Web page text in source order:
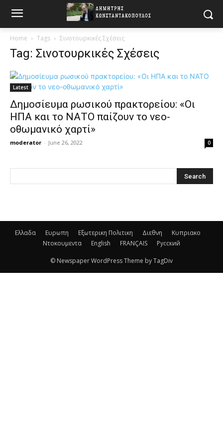
Home Tags Σινοτουρκικές Σχέσεις
Tag: Σινοτουρκικές Σχέσεις
Latest
Δημοσίευμα ρωσικού πρακτορείου: «Οι
ΗΠΑ και το ΝΑΤΟ παίζουν το νεο-
οθωμανικό χαρτί»
moderator - June 26, 2022 0
Ελλαδα Ευρωπη Εξωτερικη Πολιτικη Διεθνη
Κυπριακο
Ντοκουμεντα
English FRANÇAIS Русский
© Newspaper WordPress Theme by TagDiv